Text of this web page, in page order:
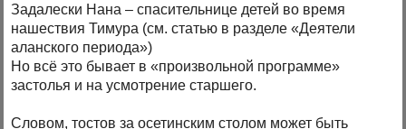
Задалески Нана – спасительнице детей во время
нашествия Тимура (см. статью в разделе «Деятели
аланского периода»)
Но всё это бывает в «произвольной программе»
застолья и на усмотрение старшего.
Словом, тостов за осетинским столом может быть